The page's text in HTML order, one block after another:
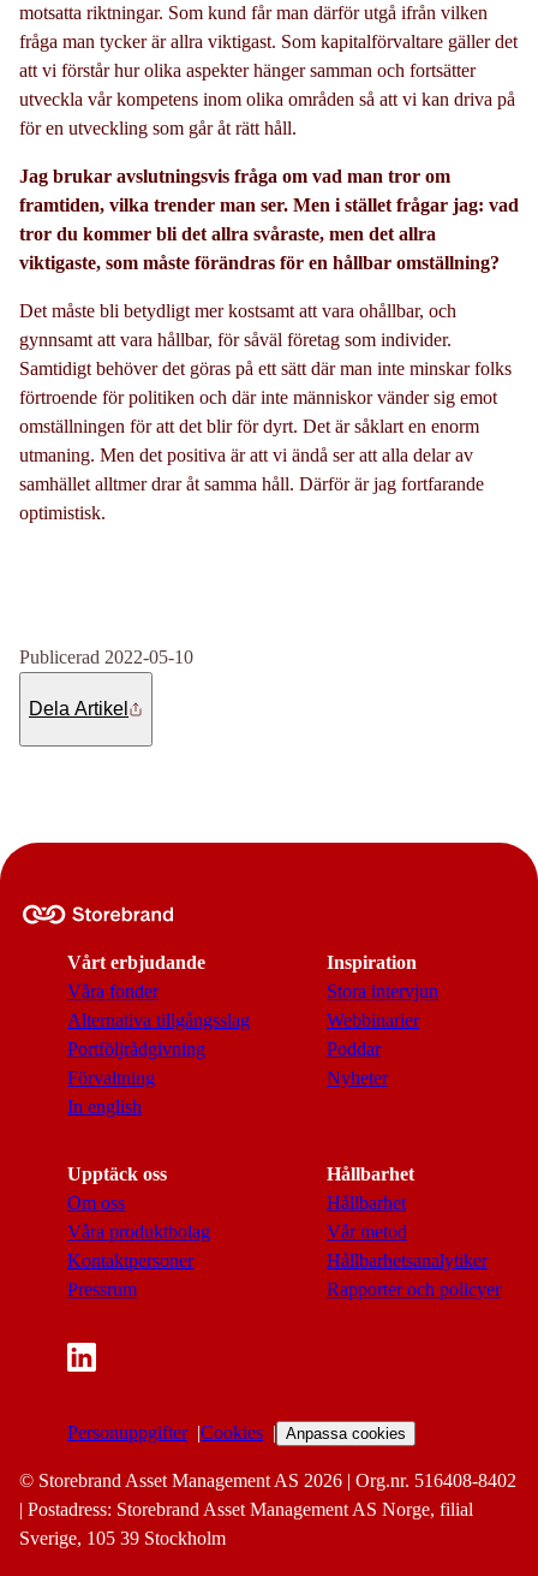
motsatta riktningar. Som kund får man därför utgå ifrån vilken
fråga man tycker är allra viktigast. Som kapitalförvaltare gäller det
att vi förstår hur olika aspekter hänger samman och fortsätter
utveckla vår kompetens inom olika områden så att vi kan driva på
för en utveckling som går åt rätt håll.
Jag brukar avslutningsvis fråga om vad man tror om
framtiden, vilka trender man ser. Men i stället frågar jag: vad
tror du kommer bli det allra svåraste, men det allra
viktigaste, som måste förändras för en hållbar omställning?
Det måste bli betydligt mer kostsamt att vara ohållbar, och
gynnsamt att vara hållbar, för såväl företag som individer.
Samtidigt behöver det göras på ett sätt där man inte minskar folks
förtroende för politiken och där inte människor vänder sig emot
omställningen för att det blir för dyrt. Det är såklart en enorm
utmaning. Men det positiva är att vi ändå ser att alla delar av
samhället alltmer drar åt samma håll. Därför är jag fortfarande
optimistisk.
Publicerad 2022-05-10
Dela Artikel
Vårt erbjudande
Våra fonder
Alternativa tillgångsslag
Portföljrådgivning
Förvaltning
In english
Inspiration
Stora intervjun
Webbinarier
Poddar
Nyheter
Upptäck oss
Om oss
Våra produktbolag
Kontaktpersoner
Pressrum
Hållbarhet
Hållbarhet
Vår metod
Hållbarhetsanalytiker
Rapporter och policyer
Personuppgifter Cookies Anpassa cookies
© Storebrand Asset Management AS 2026 | Org.nr. 516408-8402
| Postadress: Storebrand Asset Management AS Norge, filial
Sverige, 105 39 Stockholm